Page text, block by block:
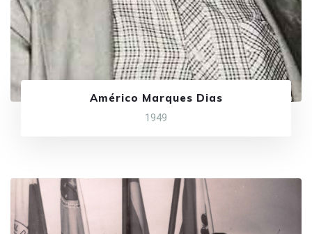
Américo Marques Dias
1949